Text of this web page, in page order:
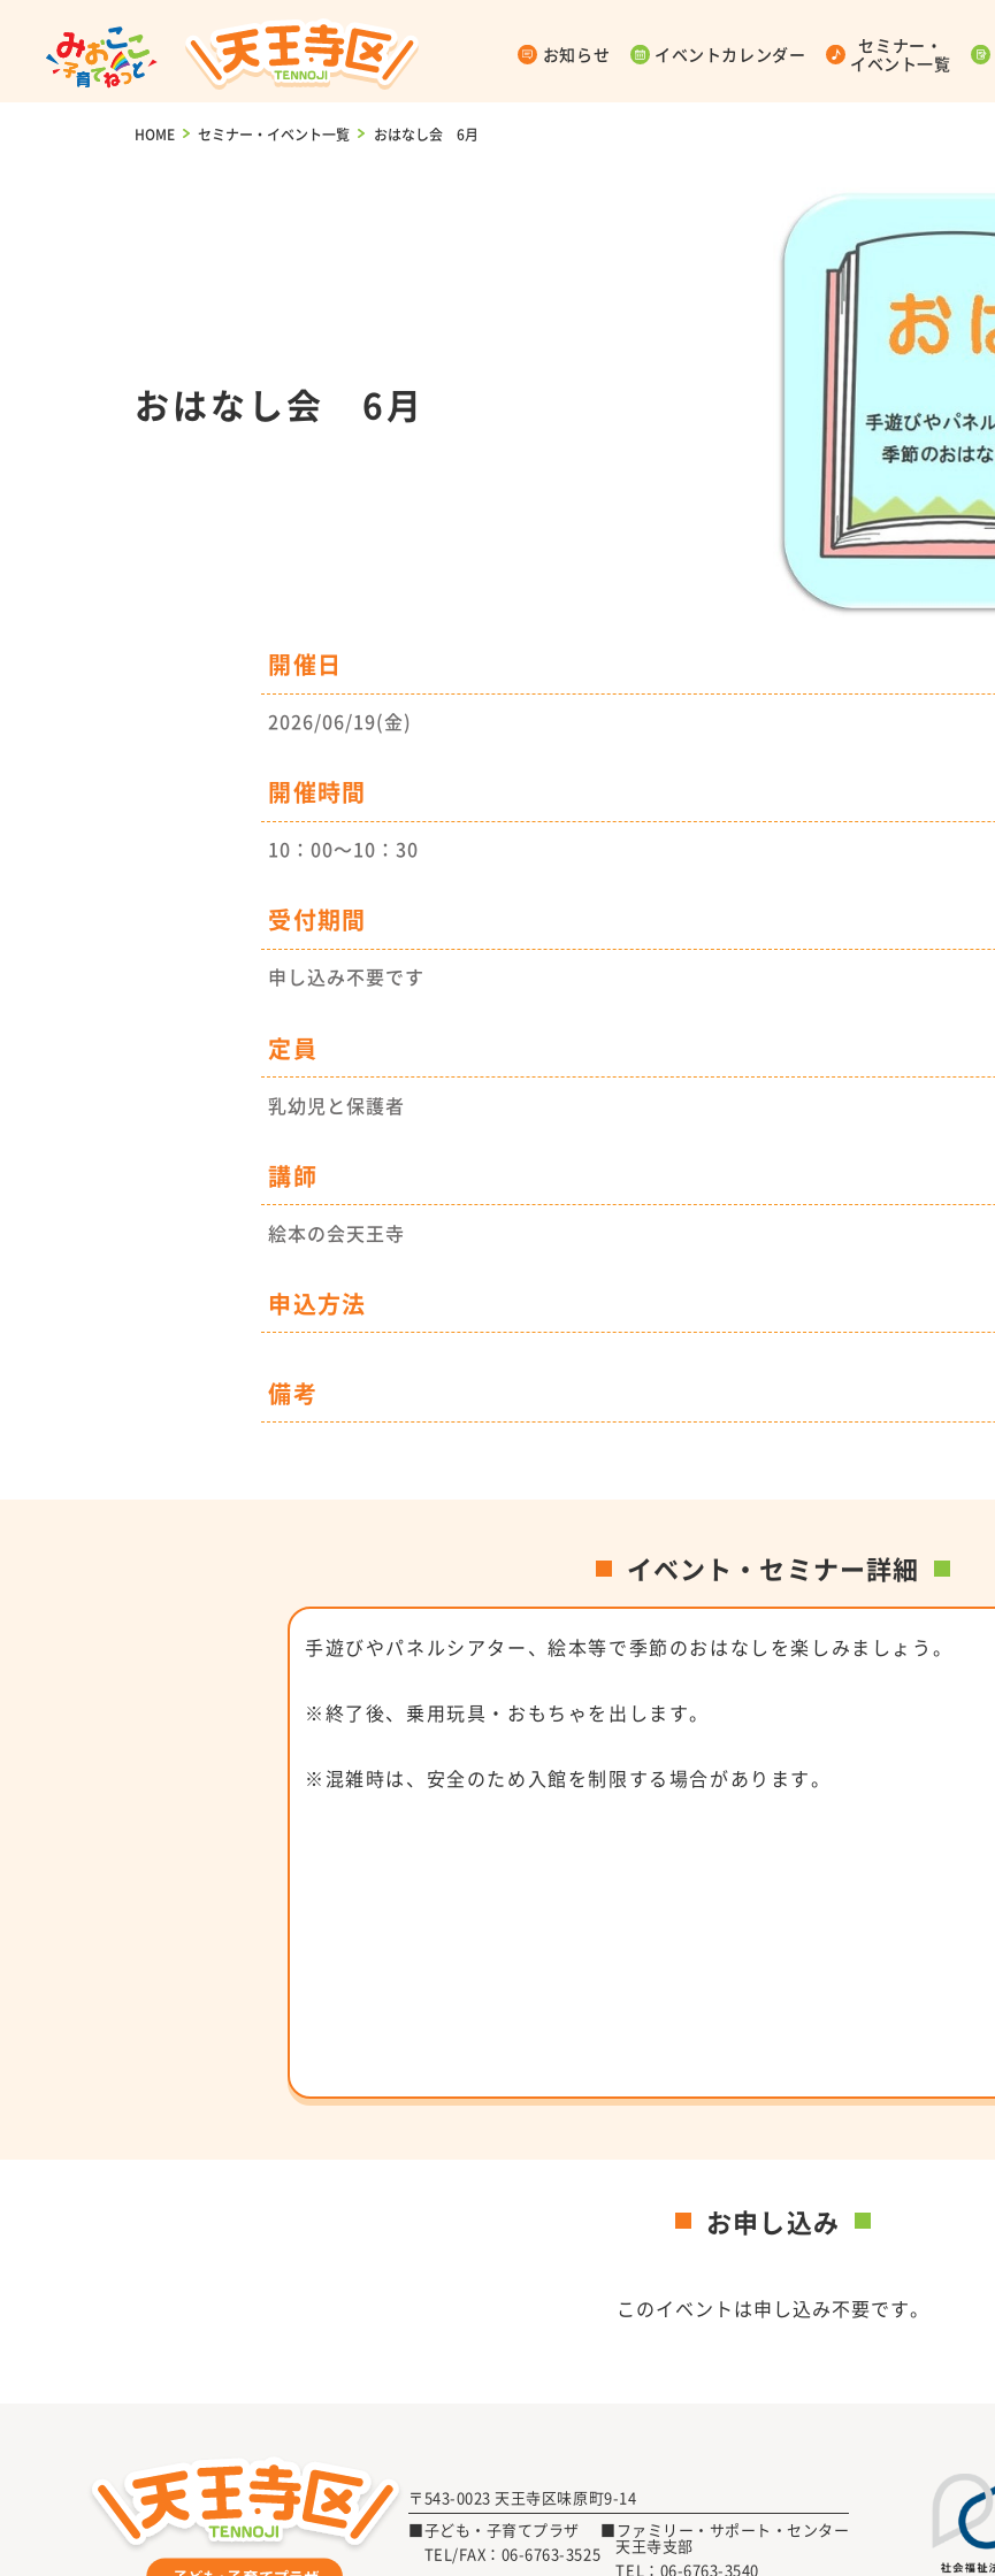
お知らせ イベントカレンダー
セミナー・
イベント一覧
HOME > セミナー・イベント一覧 > おはなし会 6月
おはなし会 6月
開催日
2026/06/19(金)
開催時間
10：00～10：30
受付期間
申し込み不要です
定員
乳幼児と保護者
講師
絵本の会天王寺
申込方法
備考
イベント・セミナー詳細
手遊びやパネルシアター、絵本等で季節のおはなしを楽しみましょう。
※終了後、乗用玩具・おもちゃを出します。
※混雑時は、安全のため入館を制限する場合があります。
お申し込み
このイベントは申し込み不要です。
〒543-0023 天王寺区味原町9-14
■子ども・子育てプラザ
TEL/FAX： 06-6763-3525
■ファミリー・サポート・センター
天王寺支部
TEL： 06-6763-3540